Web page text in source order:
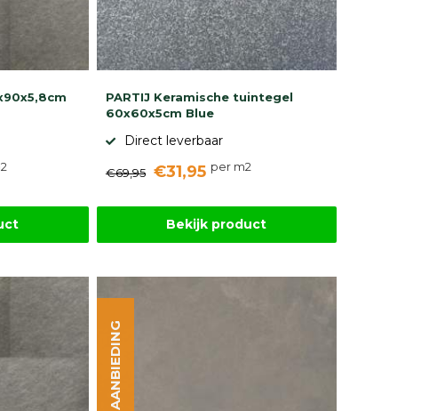
PARTIJ Keramische tuintegel
60x60x5cm Blue
Direct leverbaar
€69,95 €31,95 per m2
Bekijk product
AANBIEDING